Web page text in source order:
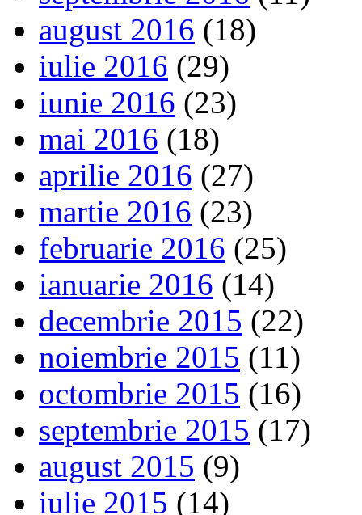
august 2016 (18)
iulie 2016 (29)
iunie 2016 (23)
mai 2016 (18)
aprilie 2016 (27)
martie 2016 (23)
februarie 2016 (25)
ianuarie 2016 (14)
decembrie 2015 (22)
noiembrie 2015 (11)
octombrie 2015 (16)
septembrie 2015 (17)
august 2015 (9)
iulie 2015 (14)